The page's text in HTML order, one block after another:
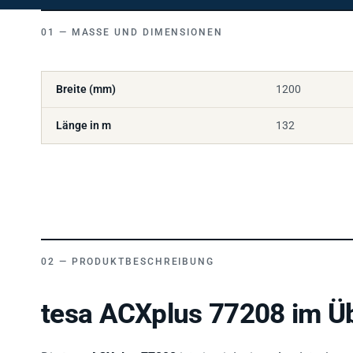
MASSE UND DIMENSIONEN
Breite (mm) 1200
Länge in m 132
PRODUKTBESCHREIBUNG
tesa ACXplus 77208 im